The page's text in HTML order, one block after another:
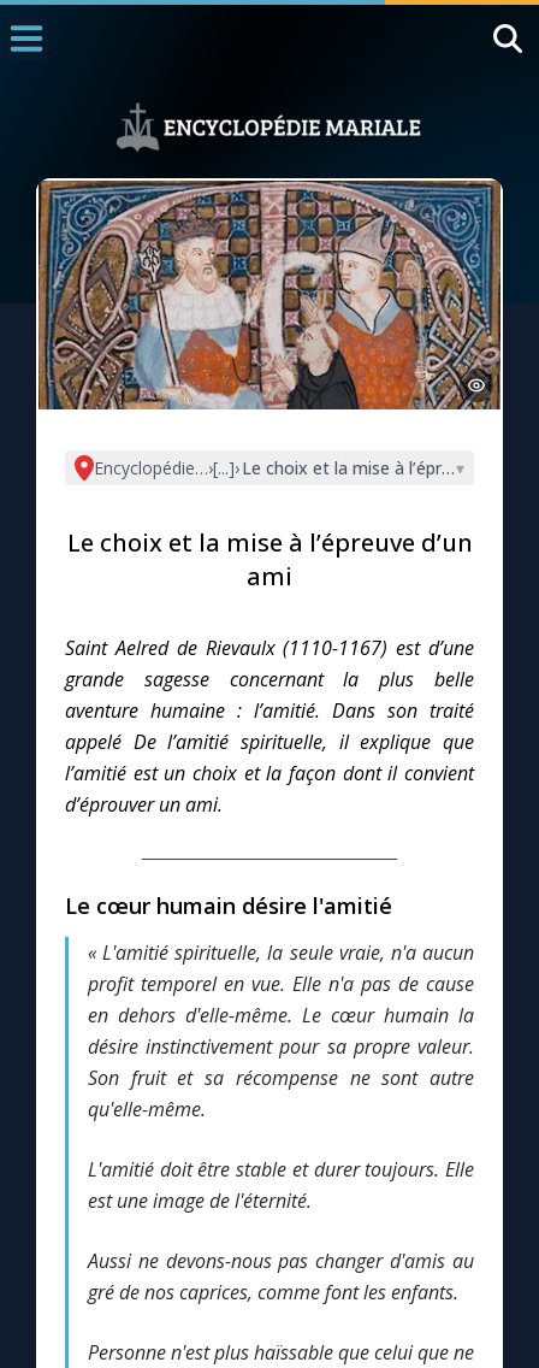
1000 Raisons de Croire
L'actualité de la semaine
La chaîne Youtube
La newsletter
La vidéo de la semaine
Le magazine
Le site internet
Questions-réponses
Prier au quotidien
Avec Thérèse de Lisieux
L'Évangile chaque jour
Les premiers samedis du mois
Me consacrer à Jésus par Marie
Mes intentions de prière
Une Minute avec Marie
Encyclopédie mariale
›[...]›Le choix et la mise à l’épreuve d’un
▾
Le choix et la mise à l’épreuve d’un
ami
Saint Aelred de Rievaulx (1110-1167) est d’une
grande sagesse concernant la plus belle
aventure humaine : l’amitié. Dans son traité
appelé De l’amitié spirituelle, il explique que
l’amitié est un choix et la façon dont il convient
d’éprouver un ami.
Le cœur humain désire l'amitié
« L'amitié spirituelle, la seule vraie, n'a aucun
profit temporel en vue. Elle n'a pas de cause
en dehors d'elle-même. Le cœur humain la
désire instinctivement pour sa propre valeur.
Son fruit et sa récompense ne sont autre
qu'elle-même.
L'amitié doit être stable et durer toujours. Elle
est une image de l'éternité.
Aussi ne devons-nous pas changer d'amis au
gré de nos caprices, comme font les enfants.
Personne n'est plus haïssable que celui que ne